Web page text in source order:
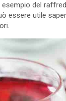
esempio del
essere utile